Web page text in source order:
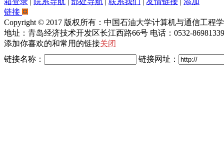
链接
Copyright © 2017 版权所有：中国石油大学计算机与通信工程
地址：青岛经济技术开发区长江西路66号 电话：0532-
添加你喜欢的和常用的链接关闭
链接名称：
链接网址：